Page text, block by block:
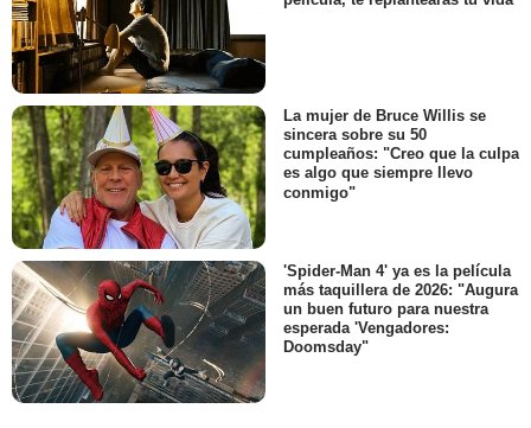
La mujer de Bruce Willis se
sincera sobre su 50
cumpleaños: "Creo que la culpa
es algo que siempre llevo
conmigo"
'Spider-Man 4' ya es la película
más taquillera de 2026: "Augura
un buen futuro para nuestra
esperada 'Vengadores:
Doomsday"